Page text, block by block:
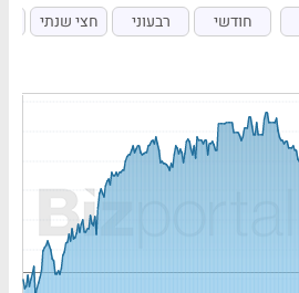
חודשי רבעוני חצי שנתי